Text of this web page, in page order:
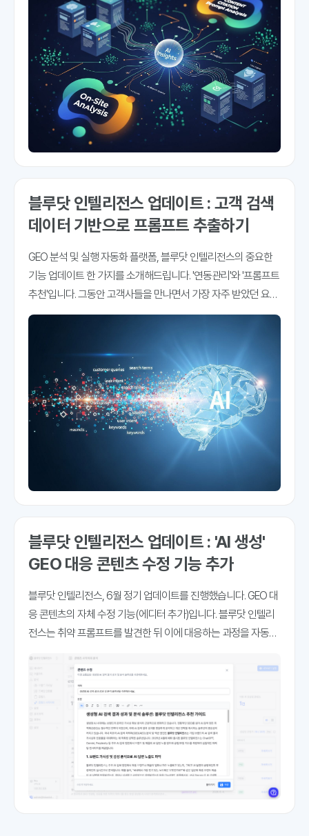
블루닷 인텔리전스 업데이트 : 고객 검색
데이터 기반으로 프롬프트 추출하기
GEO 분석 및 실행 자동화 플랫폼, 블루닷 인텔리전스의 중요한
기능 업데이트 한 가지를 소개해드립니다. '연동관리'와 '프롬프트
추천'입니다. 그동안 고객사들을 만나면서 가장 자주 받았던 요청
사항 중 하나를 꼽자면 '프롬프트는 어떻게 만들어야 하나요'입니
블루닷 인텔리전스 업데이트 : 'AI 생성'
GEO 대응 콘텐츠 수정 기능 추가
블루닷 인텔리전스, 6월 정기 업데이트를 진행했습니다. GEO 대
응 콘텐츠의 자체 수정 기능(에디터 추가)입니다. 블루닷 인텔리
전스는 취약 프롬프트를 발견한 뒤 이에 대응하는 과정을 자동화
률이 기준에 미달하는 프롬프트를 말하는데요. 즉시 콘텐츠 대응